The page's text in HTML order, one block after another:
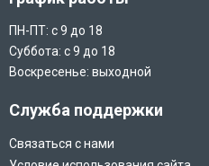
ПН-ПТ: с 9 до 18
Суббота: с 9 до 18
Воскресенье: выходной
Служба поддержки
Связаться с нами